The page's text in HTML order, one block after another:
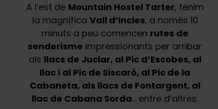
A l’est de Mountain Hostel Tarter, tenim
la magnífica Vall d’Incles, a només 10
minuts a peu comencen rutes de
senderisme impressionants per arribar
als llacs de Juclar, al Pic d’Escobes, al
llac i al Pic de Siscaró, al Pic de la
Cabaneta, als llacs de Fontargent, al
llac de Cabana Sorda… entre d’altres.